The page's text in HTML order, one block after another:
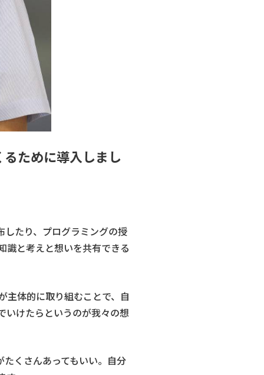
ために導入しまし
たり、プログラミングの授
識と考えと想いを共有できる
主体的に取り組むことで、自
いけたらというのが我々の想
くさんあってもいい。自分